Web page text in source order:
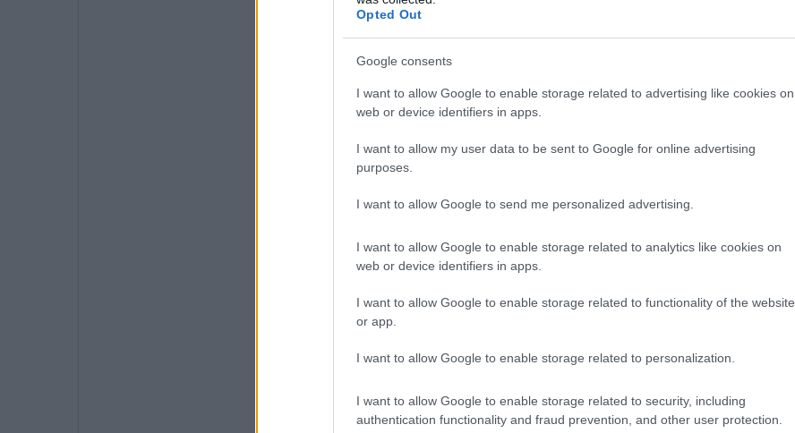
Opted Out
Google consents
I want to allow Google to enable storage related to advertising like cookies on
web or device identifiers in apps.
I want to allow my user data to be sent to Google for online advertising
purposes.
I want to allow Google to send me personalized advertising.
I want to allow Google to enable storage related to analytics like cookies on
web or device identifiers in apps.
I want to allow Google to enable storage related to functionality of the website
or app.
I want to allow Google to enable storage related to personalization.
I want to allow Google to enable storage related to security, including
authentication functionality and fraud prevention, and other user protection.